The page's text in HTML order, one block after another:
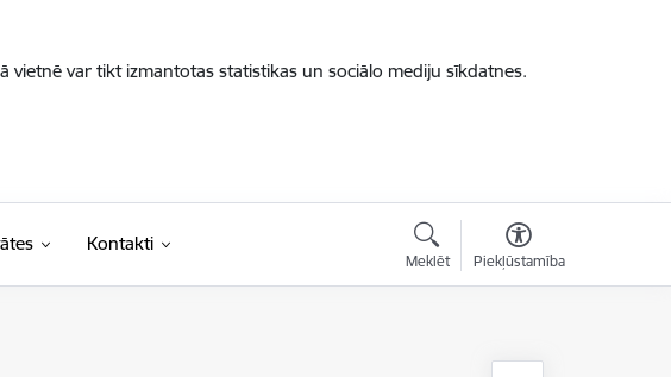
var tikt izmantotas statistikas un sociālo mediju sīkdatnes.
Kontakti
Meklēt Piekļūstamība